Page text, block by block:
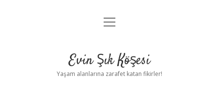
Anasayfa
Yasal Uyarı
menüyü
Evin Şık Köşesi
Yaşam alanlarına zarafet katan fikirler!